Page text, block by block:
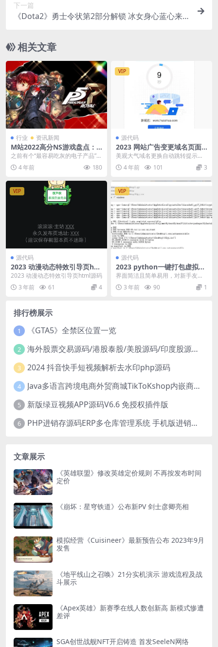
下一篇
《Dota2》勇士令状第2部分解锁 冰女身心蓝心来
相关文章
行业 资讯新闻
M站2022高分NS游戏盘点：
《传送门合集》96分第一
之前有个“最容易吃灰的电子产品”投
票活动，Switch游戏机排名第二。
很多玩家游...
4 年前 180
VIP
源代码
2023 网站广告变更域名页面h
tml源码
美观大气域名更换自动跳转提示页
面网址更换倒计时跳转中转页源码
个性化域名跳转htm...
4 年前 101 3
VIP
源代码
2023 动漫动态特效引导页ht
ml源码
2023 动漫动态特效引导页html源码
3 年前
61 4
VIP
源代码
2023 python一键打包虚拟环
境upx压缩
界面简洁且简单易用，对新手友
好。指定图标为可选项（可以不
选） # 使用 点击名称...
3 年前 90 1
排行榜展示
1 《GTA5》全禁区位置一览
2 海外股票交易源码/港股泰股/美股源码/印度股源码/马拉西亚股票源码/国际股票配资
3 2024 抖音快手短视频解析去水印php源码
4 Java多语言跨境电商外贸商城TikToKshop内嵌商城I商家入驻I一键铺
5 新版绿豆视频APP源码V6.6 免授权插件版
6 PHP进销存源码ERP多仓库管理系统 手机版进销存 php网络版进销存小程序
文章展示
《英雄联盟》修改英雄定价规则 不再按发布时间
定价
《崩坏：星穹铁道》公布新PV 剑士彦卿亮相
模拟经营《Cuisineer》最新预告公布 2023年9月
发售
《地平线山之召唤》21分实机演示 游戏流程及战
斗展示
《Apex英雄》新赛季在线人数创新高 新模式惨遭
差评
SGA创世战舰NFT开启铸造 首发SeeleN网络